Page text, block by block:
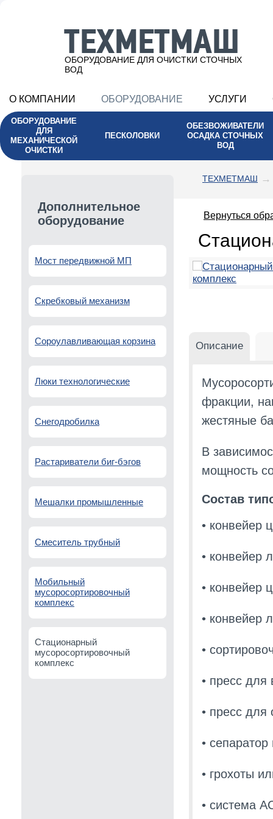
ТЕХМЕТМАШ
ОБОРУДОВАНИЕ ДЛЯ ОЧИСТКИ СТОЧНЫХ
ВОД
О КОМПАНИИ ОБОРУДОВАНИЕ УСЛУГИ
ОБОРУДОВАНИЕ
ДЛЯ
МЕХАНИЧЕСКОЙ
ОЧИСТКИ
ПЕСКОЛОВКИ
ОБЕЗВОЖИВАТЕЛИ
ОСАДКА СТОЧНЫХ
ВОД
ТЕХМЕТМАШ
Дополнительное
оборудование
Мост передвижной МП
Скребковый механизм
Сороулавливающая корзина
Люки технологические
Снегодробилка
Растариватели биг-бэгов
Мешалки промышленные
Смеситель трубный
Мобильный
мусоросортировочный
комплекс
Стационарный
мусоросортировочный
комплекс
Вернуться
Описание
фракции,
жестяные
В
мощность
Состав
• конвейер
• конвейер
• конвейер
• конвейер
•
• пресс для
• пресс для
•
• грохоты
• система